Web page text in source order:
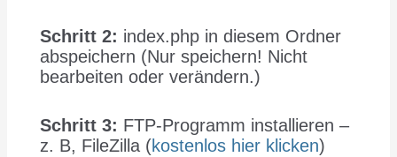
Schritt 2: index.php in diesem Ordner
abspeichern (Nur speichern! Nicht
bearbeiten oder verändern.)
Schritt 3: FTP-Programm installieren –
z. B, FileZilla (kostenlos hier klicken)